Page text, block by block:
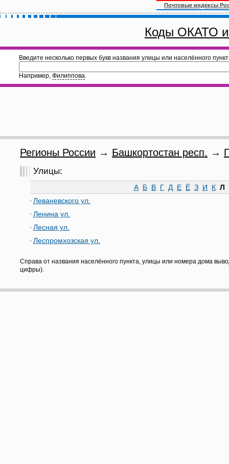
Почтовые индексы
Коды ОКАТО
Введите несколько первых букв названия улицы или населённого
Например, Филиппова.
Регионы России → Башкортостан респ. →
Улицы:
А Б В Г Д Е Ё З И К Л
Леваневского ул.
Ленина ул.
Лесная ул.
Леспромхозская ул.
Справа от названия населённого пункта, улицы или номера дома
цифры).